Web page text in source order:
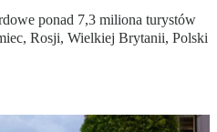
ponad 7,3 miliona turystów
Rosji, Wielkiej Brytanii, Polski